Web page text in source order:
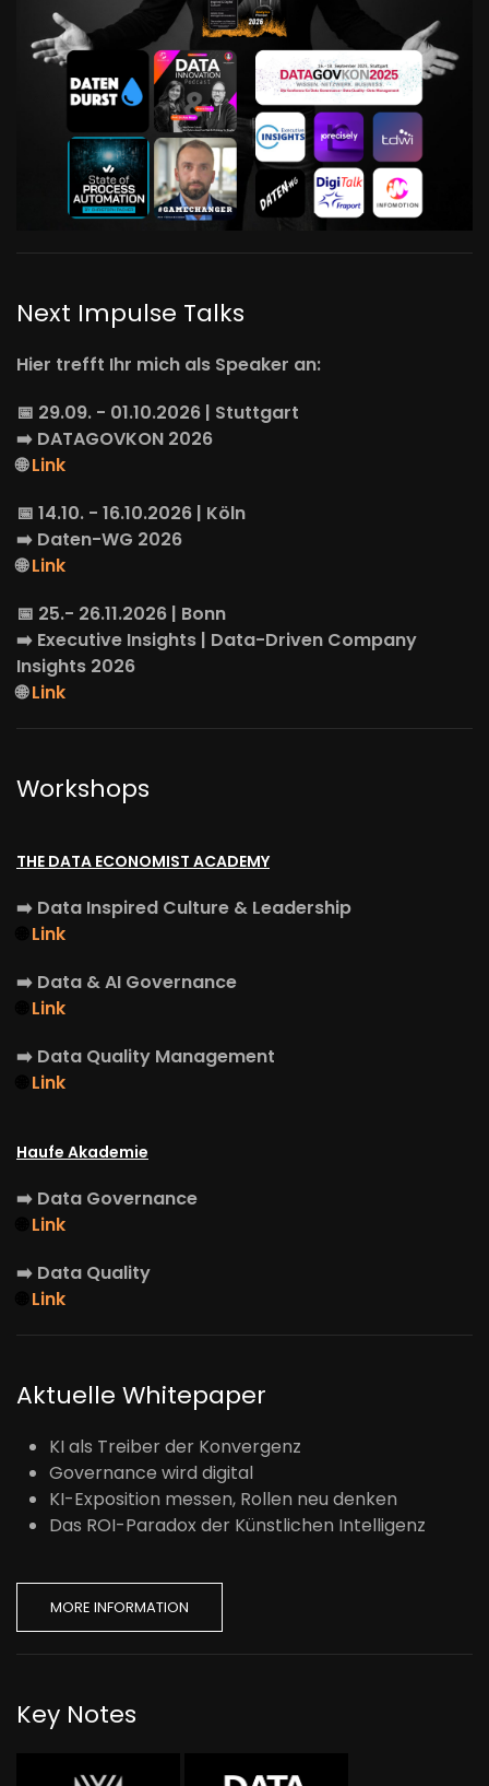
Next Impulse Talks
Hier trefft Ihr mich als Speaker an:
📅 29.09. - 01.10.2026 | Stuttgart
➡️ DATAGOVKON 2026
🌐Link
📅 14.10. - 16.10.2026 | Köln
➡️ Daten-WG 2026
🌐Link
📅 25.- 26.11.2026 | Bonn
➡️ Executive Insights | Data-Driven Company
Insights 2026
🌐Link
Workshops
THE DATA ECONOMIST ACADEMY
➡️ Data Inspired Culture & Leadership
Link
➡️ Data & AI Governance
Link
➡️ Data Quality Management
Link
Haufe Akademie
➡️ Data Governance
Link
➡️ Data Quality
Link
Aktuelle Whitepaper
KI als Treiber der Konvergenz
Governance wird digital
KI-Exposition messen, Rollen neu denken
Das ROI-Paradox der Künstlichen Intelligenz
MORE INFORMATION
Key Notes